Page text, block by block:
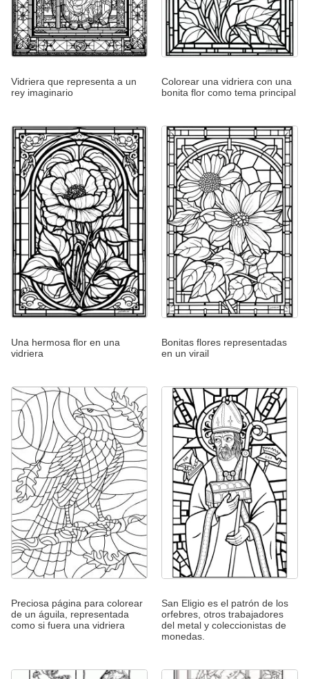
Vidriera que representa a un
rey imaginario
Colorear una vidriera con una
bonita flor como tema principal
Una hermosa flor en una
vidriera
Bonitas flores representadas
en un virail
Preciosa página para colorear
de un águila, representada
como si fuera una vidriera
San Eligio es el patrón de los
orfebres, otros trabajadores
del metal y coleccionistas de
monedas.